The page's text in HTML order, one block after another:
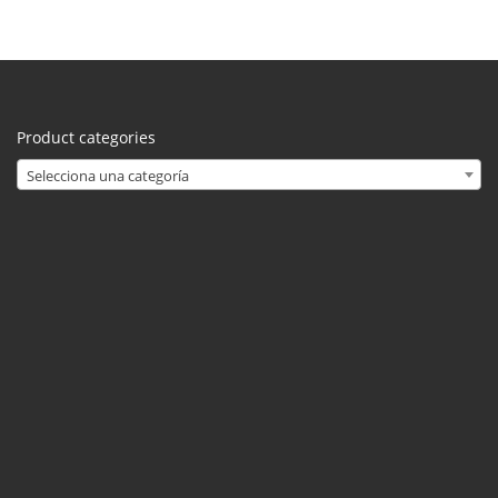
Product categories
Selecciona una categoría